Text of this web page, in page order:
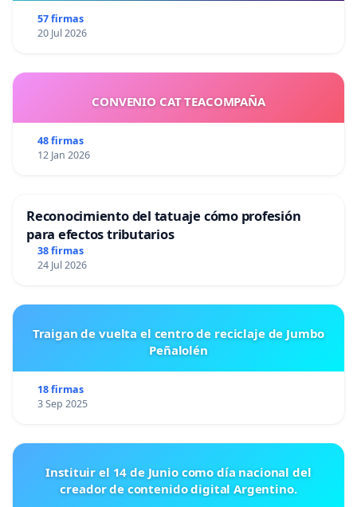
57 firmas
20 Jul 2026
CONVENIO CAT TEACOMPAÑA
48 firmas
12 Jan 2026
Reconocimiento del tatuaje cómo profesión
para efectos tributarios
38 firmas
24 Jul 2026
Traigan de vuelta el centro de reciclaje de Jumbo
Peñalolén
18 firmas
3 Sep 2025
Instituir el 14 de Junio como día nacional del
creador de contenido digital Argentino.